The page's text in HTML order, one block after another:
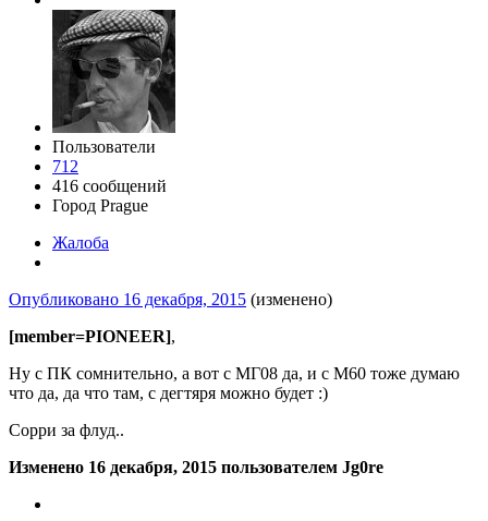
Пользователи
712
416 сообщений
Город Prague
Жалоба
Опубликовано 16 декабря, 2015 (изменено)
[member=PIONEER],
Ну с ПК сомнительно, а вот с МГ08 да, и с М60 тоже думаю
что да, да что там, с дегтяря можно будет :)
Сорри за флуд..
Изменено 16 декабря, 2015 пользователем Jg0re